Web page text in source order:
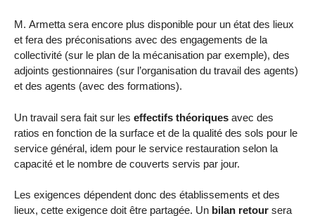
M. Armetta sera encore plus disponible pour un état des lieux
et fera des préconisations avec des engagements de la
collectivité (sur le plan de la mécanisation par exemple), des
adjoints gestionnaires (sur l’organisation du travail des agents)
et des agents (avec des formations).
Un travail sera fait sur les effectifs théoriques avec des
ratios en fonction de la surface et de la qualité des sols pour le
service général, idem pour le service restauration selon la
capacité et le nombre de couverts servis par jour.
Les exigences dépendent donc des établissements et des
lieux, cette exigence doit être partagée. Un bilan retour sera